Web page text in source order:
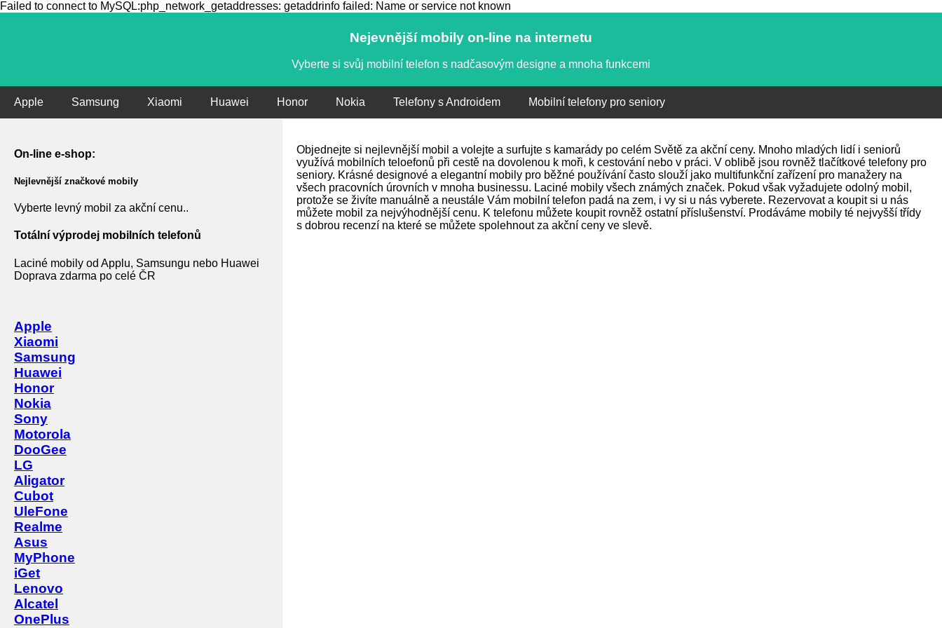
Failed to connect to MySQL:php_network_getaddresses: getaddrinfo failed: Name or service not known
Nejevnější mobily on-line na internetu
Vyberte si svůj mobilní telefon s nadčasovým designe a mnoha funkcemi
Apple Samsung Xiaomi Huawei Honor Nokia Telefony s Androidem Mobilní telefony pro seniory
On-line e-shop:
Nejlevnější značkové mobily
Vyberte levný mobil za akční cenu..
Totální výprodej mobilních telefonů
Laciné mobily od Applu, Samsungu nebo Huawei
Doprava zdarma po celé ČR
Apple
Xiaomi
Samsung
Huawei
Honor
Nokia
Sony
Motorola
DooGee
LG
Aligator
Cubot
UleFone
Realme
Asus
MyPhone
iGet
Lenovo
Alcatel
OnePlus
Objednejte si nejlevnější mobil a volejte a surfujte s kamarády po celém Světě za akční ceny. Mnoho mladých lidí i seniorů
využívá mobilních teloefonů při cestě na dovolenou k moři, k cestování nebo v práci. V oblibě jsou rovněž tlačítkové telefony pro
seniory. Krásné designové a elegantní mobily pro běžné používání často slouží jako multifunkční zařízení pro manažery na
všech pracovních úrovních v mnoha businessu. Laciné mobily všech známých značek. Pokud však vyžadujete odolný mobil,
protože se živíte manuálně a neustále Vám mobilní telefon padá na zem, i vy si u nás vyberete. Rezervovat a koupit si u nás
můžete mobil za nejvýhodnější cenu. K telefonu můžete koupit rovněž ostatní příslušenství. Prodáváme mobily té nejvyšší třídy
s dobrou recenzí na které se můžete spolehnout za akční ceny ve slevě.